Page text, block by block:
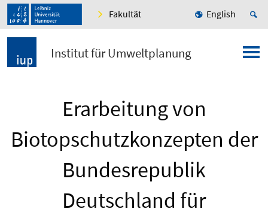
Fakultät English
Institut für Umweltplanung
Erarbeitung von
Biotopschutzkonzepten der
Bundesrepublik
Deutschland für